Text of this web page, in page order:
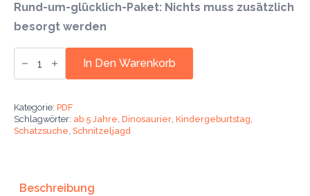
Rund-um-glücklich-Paket: Nichts muss zusätzlich
besorgt werden
Dinosaurier
Schnitzeljagd.
auf
Schatzsuche.
Ab
In Den Warenkorb
Kategorie: PDF
Schlagwörter: ab 5 Jahre, Dinosaurier, Kindergeburtstag,
Schatzsuche, Schnitzeljagd
Beschreibung